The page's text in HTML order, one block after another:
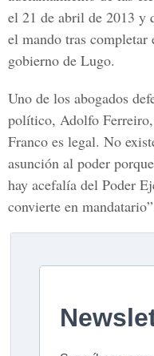
el 21 de abril de 2013 y
el mando tras
gobierno de Lugo.
Uno de los abogados
político, Adolfo
Franco es legal. No
asunción al poder
hay acefalía del Poder
convierte en